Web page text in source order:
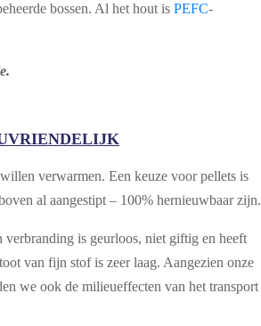
bossen. Al het hout is PEFC-
verwarmen. Een keuze voor pellets is
al aangestipt – 100% hernieuwbaar zijn.
is geurloos, niet giftig en heeft
van fijn stof is zeer laag. Aangezien onze
we ook de milieueffecten van het transport